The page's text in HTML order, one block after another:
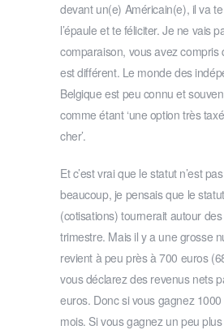
devant un(e) Américain(e), il va
l’épaule et te féliciter. Je ne vais
comparaison, vous avez compris
est différent. Le monde des
Belgique est peu connu et
comme étant ‘une option très
cher’.
Et c’est vrai que le statut n’est
beaucoup, je pensais que le
(cotisations) tournerait autour
trimestre. Mais il y a une grosse
revient à peu près à 700 euros
vous déclarez des revenus nets
euros. Donc si vous gagnez
mois. Si vous gagnez un peu